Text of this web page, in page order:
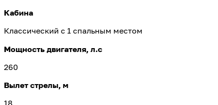
Кабина
Классический с 1 спальным местом
Мощность двигателя, л.с
260
Вылет стрелы, м